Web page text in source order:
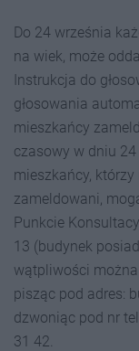
Do 24 września
na wiek, może
Instrukcja do
głosowania
mieszkańcy
czasowy w dniu
mieszkańcy, którzy
zameldowani,
Punkcie
13 (budynek
wątpliwości
pisząc pod adres:
dzwoniąc pod nr
31 42.